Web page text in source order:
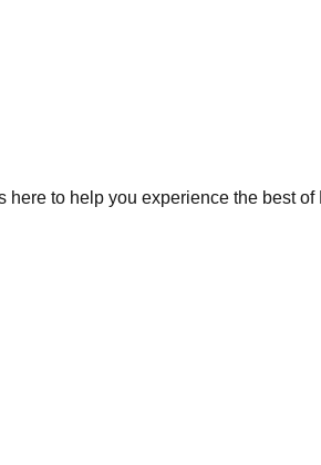
to help you experience the best